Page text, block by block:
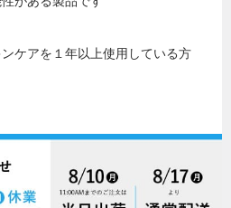
ケアを１年以上使用している方